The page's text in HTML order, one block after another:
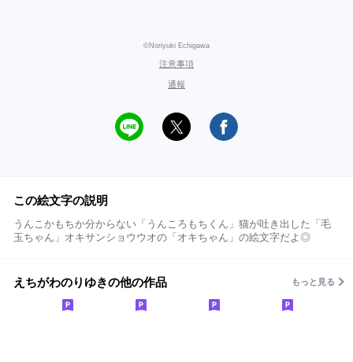
©Noriyuki Echigawa
注意事項
通報
この絵文字の説明
うんこかもちか分からない「うんころもちくん」猫が吐き出した「毛
玉ちゃん」オキサンショウウオの「オキちゃん」の絵文字だよ◎
えちがわのりゆきの他の作品 もっと見る